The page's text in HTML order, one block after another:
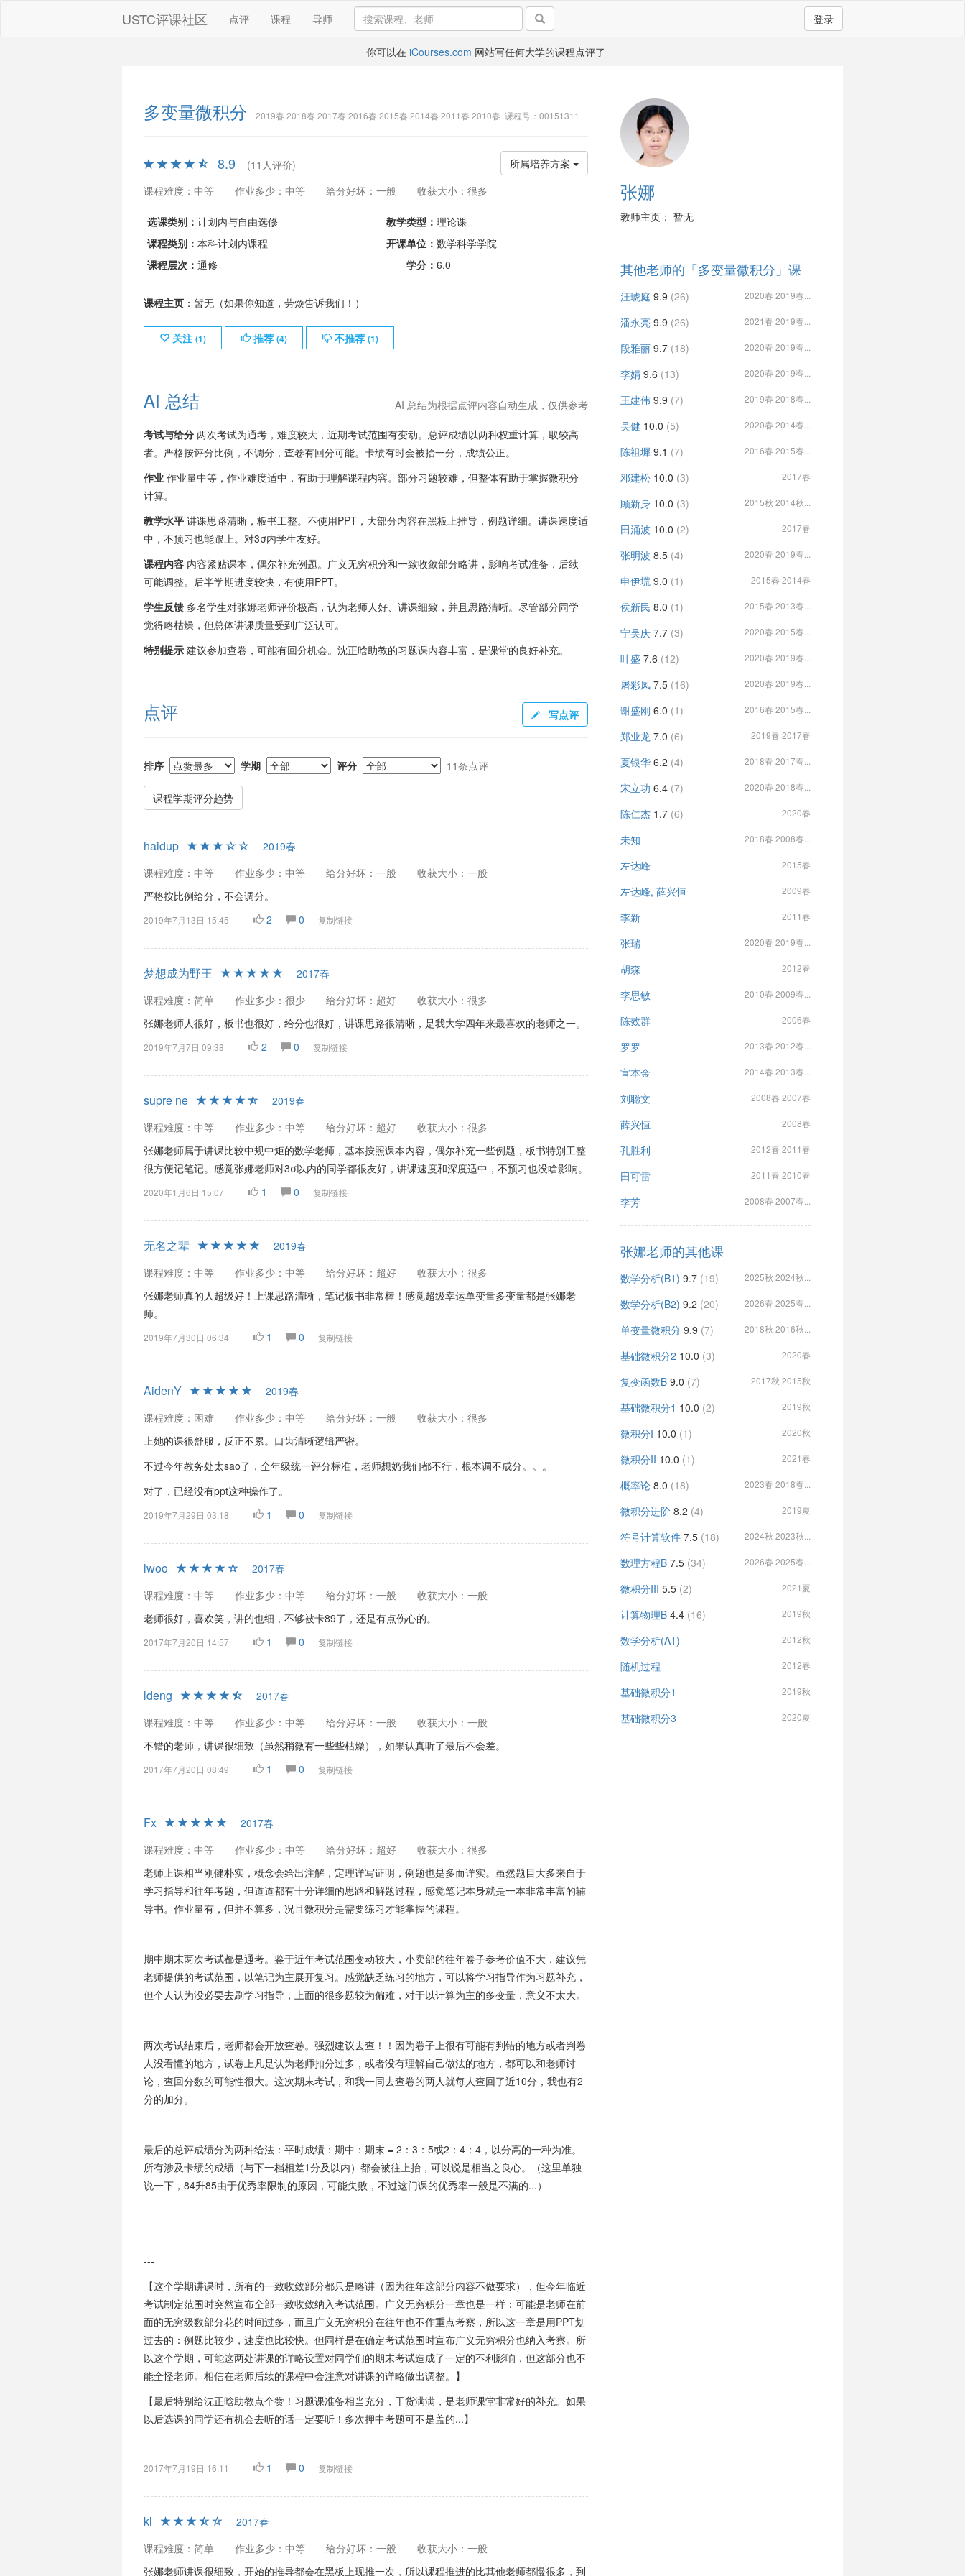
USTC评课社区 点评 课程 导师 登录
你可以在 iCourses.com 网站写任何大学的课程点评了
多变量微积分 2019春 2018春 2017春 2016春 2015春 2014春 2011春 2010春 课程号：00151311
所属培养方案
8.9
(11人评价)
课程难度：中等
作业多少：中等 给分好坏：一般 收获大小：很多
选课类别： 计划内与自由选修 教学类型： 理论课
课程类别： 本科计划内课程 开课单位： 数学科学学院
课程层次： 通修 学分： 6.0
课程主页：暂无（如果你知道，劳烦告诉我们！）
关注 (1) 推荐 (4) 不推荐 (1)
AI 总结 AI 总结为根据点评内容自动生成，仅供参考
考试与给分两次考试为通考，难度较大，近期考试范围有变动。总评成绩以两种权重计算，取较高
者。严格按评分比例，不调分，查卷有回分可能。卡绩有时会被抬一分，成绩公正。
作业作业量中等，作业难度适中，有助于理解课程内容。部分习题较难，但整体有助于掌握微积分
计算。
教学水平讲课思路清晰，板书工整。不使用PPT，大部分内容在黑板上推导，例题详细。讲课速度适
中，不预习也能跟上。对3σ内学生友好。
课程内容内容紧贴课本，偶尔补充例题。广义无穷积分和一致收敛部分略讲，影响考试准备，后续
可能调整。后半学期进度较快，有使用PPT。
学生反馈多名学生对张娜老师评价极高，认为老师人好、讲课细致，并且思路清晰。尽管部分同学
觉得略枯燥，但总体讲课质量受到广泛认可。
特别提示建议参加查卷，可能有回分机会。沈正晗助教的习题课内容丰富，是课堂的良好补充。
点评 写点评
排序 学期 评分 11条点评
课程学期评分趋势
haidup
2019春
课程难度：中等
作业多少：中等 给分好坏：一般
收获大小：一般
严格按比例给分，不会调分。
2019年7月13日 15:45 2 0 复制链接
梦想成为野王
2017春
课程难度：简单
作业多少：很少 给分好坏：超好
收获大小：很多
张娜老师人很好，板书也很好，给分也很好，讲课思路很清晰，是我大学四年来最喜欢的老师之一。
2019年7月7日 09:38 2 0 复制链接
supre ne
2019春
课程难度：中等
作业多少：中等 给分好坏：超好
收获大小：很多
张娜老师属于讲课比较中规中矩的数学老师，基本按照课本内容，偶尔补充一些例题，板书特别工整
很方便记笔记。感觉张娜老师对3σ以内的同学都很友好，讲课速度和深度适中，不预习也没啥影响。
2020年1月6日 15:07 1 0 复制链接
无名之辈
2019春
课程难度：中等
作业多少：中等 给分好坏：超好
收获大小：很多
张娜老师真的人超级好！上课思路清晰，笔记板书非常棒！感觉超级幸运单变量多变量都是张娜老
师。
2019年7月30日 06:34 1 0 复制链接
AidenY
2019春
课程难度：困难
作业多少：中等 给分好坏：一般
收获大小：很多
上她的课很舒服，反正不累。口齿清晰逻辑严密。
不过今年教务处太sao了，全年级统一评分标准，老师想奶我们都不行，根本调不成分。。。
对了，已经没有ppt这种操作了。
2019年7月29日 03:18 1 0 复制链接
lwoo
2017春
课程难度：中等
作业多少：中等 给分好坏：一般
收获大小：一般
老师很好，喜欢笑，讲的也细，不够被卡89了，还是有点伤心的。
2017年7月20日 14:57 1 0 复制链接
ldeng
2017春
课程难度：中等
作业多少：中等 给分好坏：一般
收获大小：一般
不错的老师，讲课很细致（虽然稍微有一些些枯燥），如果认真听了最后不会差。
2017年7月20日 08:49 1 0 复制链接
Fx
2017春
课程难度：中等
作业多少：中等 给分好坏：超好
收获大小：很多
老师上课相当刚健朴实，概念会给出注解，定理详写证明，例题也是多而详实。虽然题目大多来自于
学习指导和往年考题，但道道都有十分详细的思路和解题过程，感觉笔记本身就是一本非常丰富的辅
导书。作业量有，但并不算多，况且微积分是需要练习才能掌握的课程。
期中期末两次考试都是通考。鉴于近年考试范围变动较大，小卖部的往年卷子参考价值不大，建议凭
老师提供的考试范围，以笔记为主展开复习。感觉缺乏练习的地方，可以将学习指导作为习题补充，
但个人认为没必要去刷学习指导，上面的很多题较为偏难，对于以计算为主的多变量，意义不太大。
两次考试结束后，老师都会开放查卷。强烈建议去查！！因为卷子上很有可能有判错的地方或者判卷
人没看懂的地方，试卷上凡是认为老师扣分过多，或者没有理解自己做法的地方，都可以和老师讨
论，查回分数的可能性很大。这次期末考试，和我一同去查卷的两人就每人查回了近10分，我也有2
分的加分。
最后的总评成绩分为两种给法：平时成绩：期中：期末 = 2：3：5或2：4：4，以分高的一种为准。
所有涉及卡绩的成绩（与下一档相差1分及以内）都会被往上抬，可以说是相当之良心。（这里单独
说一下，84升85由于优秀率限制的原因，可能失败，不过这门课的优秀率一般是不满的...）
---
【这个学期讲课时，所有的一致收敛部分都只是略讲（因为往年这部分内容不做要求），但今年临近
考试制定范围时突然宣布全部一致收敛纳入考试范围。广义无穷积分一章也是一样：可能是老师在前
面的无穷级数部分花的时间过多，而且广义无穷积分在往年也不作重点考察，所以这一章是用PPT划
过去的：例题比较少，速度也比较快。但同样是在确定考试范围时宣布广义无穷积分也纳入考察。所
以这个学期，可能这两处讲课的详略设置对同学们的期末考试造成了一定的不利影响，但这部分也不
能全怪老师。相信在老师后续的课程中会注意对讲课的详略做出调整。】
【最后特别给沈正晗助教点个赞！习题课准备相当充分，干货满满，是老师课堂非常好的补充。如果
以后选课的同学还有机会去听的话一定要听！多次押中考题可不是盖的...】
2017年7月19日 16:11 1 0 复制链接
kl
2017春
课程难度：简单
作业多少：中等 给分好坏：一般
收获大小：一般
张娜老师讲课很细致，开始的推导都会在黑板上现推一次，所以课程推进的比其他老师都慢很多，到
张娜
教师主页： 暂无
其他老师的「多变量微积分」课
汪琥庭 9.9 (26) 2020春 2019春...
潘永亮 9.9 (26) 2021春 2019春...
段雅丽 9.7 (18) 2020春 2019春...
李娟 9.6 (13) 2020春 2019春...
王建伟 9.9 (7) 2019春 2018春...
吴健 10.0 (5) 2020春 2014春...
陈祖墀 9.1 (7) 2016春 2015春...
邓建松 10.0 (3) 2017春
顾新身 10.0 (3) 2015秋 2014秋...
田涌波 10.0 (2) 2017春
张明波 8.5 (4) 2020春 2019春...
申伊塃 9.0 (1) 2015春 2014春
侯新民 8.0 (1) 2015春 2013春...
宁吴庆 7.7 (3) 2020春 2015春...
叶盛 7.6 (12) 2020春 2019春...
屠彩凤 7.5 (16) 2020春 2019春...
谢盛刚 6.0 (1) 2016春 2015春...
郑业龙 7.0 (6) 2019春 2017春
夏银华 6.2 (4) 2018春 2017春...
宋立功 6.4 (7) 2020春 2018春...
陈仁杰 1.7 (6) 2020春
未知 2018春 2008春...
左达峰 2015春
左达峰, 薛兴恒 2009春
李新 2011春
张瑞 2020春 2019春...
胡森 2012春
李思敏 2010春 2009春...
陈效群 2006春
罗罗 2013春 2012春...
宣本金 2014春 2013春...
刘聪文 2008春 2007春
薛兴恒 2008春
孔胜利 2012春 2011春
田可雷 2011春 2010春
李芳 2008春 2007春...
张娜老师的其他课
数学分析(B1) 9.7 (19) 2025秋 2024秋...
数学分析(B2) 9.2 (20) 2026春 2025春...
单变量微积分 9.9 (7) 2018秋 2016秋...
基础微积分2 10.0 (3) 2020春
复变函数B 9.0 (7) 2017秋 2015秋
基础微积分1 10.0 (2) 2019秋
微积分I 10.0 (1) 2020秋
微积分II 10.0 (1) 2021春
概率论 8.0 (18) 2023春 2018春...
微积分进阶 8.2 (4) 2019夏
符号计算软件 7.5 (18) 2024秋 2023秋...
数理方程B 7.5 (34) 2026春 2025春...
微积分III 5.5 (2) 2021夏
计算物理B 4.4 (16) 2019秋
数学分析(A1) 2012秋
随机过程 2012春
基础微积分1 2019秋
基础微积分3 2020夏